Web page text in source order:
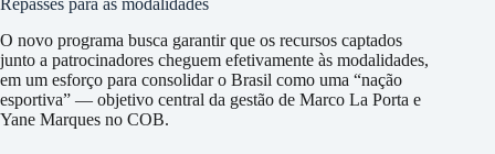
Repasses para as modalidades
O novo programa busca garantir que os recursos captados
junto a patrocinadores cheguem efetivamente às modalidades,
em um esforço para consolidar o Brasil como uma “nação
esportiva” — objetivo central da gestão de Marco La Porta e
Yane Marques no COB.